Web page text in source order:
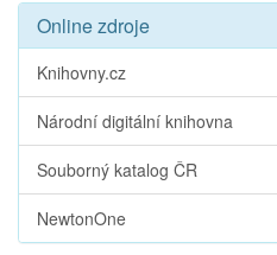
Online zdroje
Knihovny.cz
Národní digitální knihovna
Souborný katalog ČR
NewtonOne